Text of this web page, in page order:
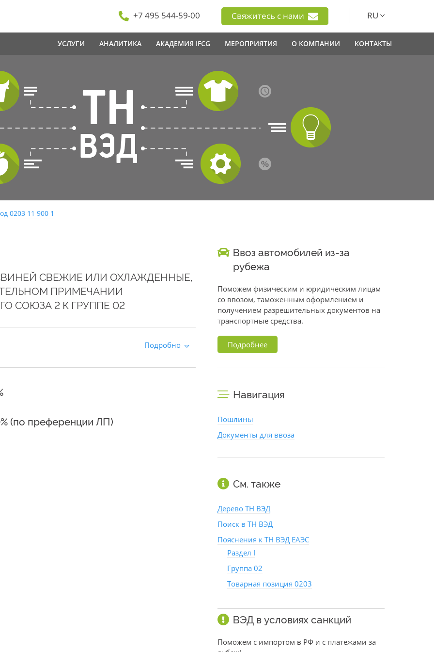
+7 495 544-59-00 Свяжитесь с нами RU
УСЛУГИ АНАЛИТИКА АКАДЕМИЯ IFCG МЕРОПРИЯТИЯ О КОМПАНИИ КОНТАКТЫ
0203 11 900 1
СВЕЖИЕ ИЛИ ОХЛАЖДЕННЫЕ,
ПРИМЕЧАНИИ
СОЮЗА 2 К ГРУППЕ 02
Подробно
(по преференции ЛП)
Ввоз автомобилей из-за
рубежа
Поможем физическим и юридическим лицам
со ввозом, таможенным оформлением и
получением разрешительных документов на
транспортные средства.
Подробнее
Навигация
Пошлины
Документы для ввоза
См. также
Дерево ТН ВЭД
Поиск в ТН ВЭД
Пояснения к ТН ВЭД ЕАЭС
Раздел I
Группа 02
Товарная позиция 0203
ВЭД в условиях санкций
Поможем с импортом в РФ и с платежами за